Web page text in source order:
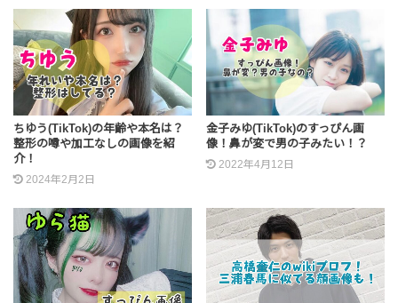
ちゆう(TikTok)の年齢や本名は？
整形の噂や加工なしの画像を紹
介！
2024年2月2日
金子みゆ(TikTok)のすっぴん画
像！鼻が変で男の子みたい！？
2022年4月12日